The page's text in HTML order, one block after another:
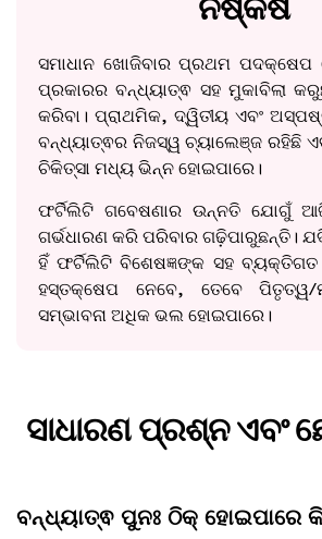
ନିଷ୍କର୍ଷ
ସମାଧାନ ଖୋଜିବାର ପ୍ରଥମ ପଦକ୍ଷେପ
ପ୍ରକାରର ବନ୍ଧ୍ୟାତ୍ଵ ସହ ମୁକାବିଲା
କରିବା। ପ୍ରାଥମିକ, ଦ୍ୱିତୀୟ ଏବଂ
ବନ୍ଧ୍ୟାତ୍ଵର ନିଜସ୍ୱ ଚ୍ୟାଲେଞ୍ଜ ରହିଛି
ଚିକିତ୍ସା ମଧ୍ୟ ଭିନ୍ନ ହୋଇପାରେ।
ଫର୍ଟିଲିଟି ଗବେଷଣାର ଉନ୍ନତି ଯୋଗୁଁ
ଗର୍ଭଧାରଣ କରି ପରିବାର
ହିଁ ଫର୍ଟିଲିଟି ବିଶେଷଜ୍ଞଙ୍କ ସହ ବ୍ୟକ୍ତିଗତ
ହସ୍ତକ୍ଷେପ ନେବେ, ତେବେ ପିତୃତ୍ୱ/
ସମ୍ଭାବନା ଅଧିକ ଭଲ ହୋଇପାରେ।
ସାଧାରଣ ପ୍ରଶ୍ନ ଏବଂ
ବନ୍ଧ୍ୟାତ୍ଵ ପୁନଃ ଠିକ୍ ହୋଇପାରେ